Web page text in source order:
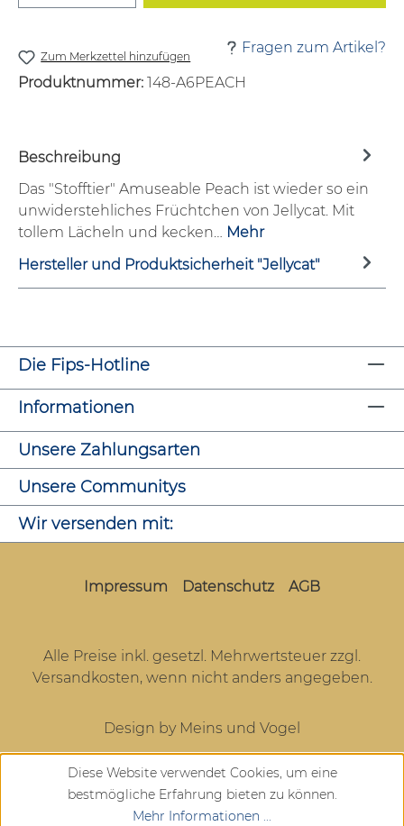
Zum Merkzettel hinzufügen
Fragen zum Artikel?
Produktnummer: 148-A6PEACH
Beschreibung
Das "Stofftier" Amuseable Peach ist wieder so ein
unwiderstehliches Früchtchen von Jellycat. Mit
tollem Lächeln und kecken… Mehr
Hersteller und Produktsicherheit "Jellycat"
Die Fips-Hotline
Informationen
Unsere Zahlungsarten
Unsere Communitys
Wir versenden mit:
Impressum Datenschutz AGB
Alle Preise inkl. gesetzl. Mehrwertsteuer zzgl.
Versandkosten, wenn nicht anders angegeben.
Design by Meins und Vogel
Diese Website verwendet Cookies, um eine
bestmögliche Erfahrung bieten zu können.
Mehr Informationen ...